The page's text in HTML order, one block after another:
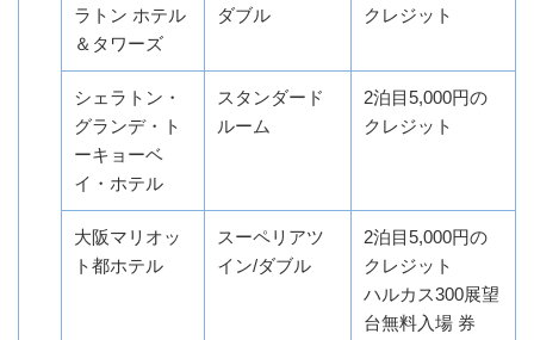
ラトン ホテル
＆タワーズ
ダブル
クレジット
シェラトン・
グランデ・ト
ーキョーベ
イ・ホテル
スタンダード
ルーム
2泊目5,000円の
クレジット
大阪マリオッ
ト都ホテル
スーペリアツ
イン/ダブル
2泊目5,000円の
クレジット
ハルカス300展望
台無料入場 券